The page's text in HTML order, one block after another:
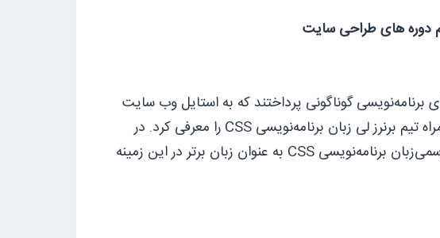
دوره های طراحی سایت
‌‌برنامه‌نویسی گوناگونی پرداختند که به استایل وب سایت
مربوط می‌شد. در همین سال Hakon Wium Lie به همراه تیم برنرز لی زبان ‌‌برنامه‌نویسی CSS را معرفی کرد. در
نهایت از بین تمام این زبان‌‌ها در سال 1996 به صورت رسمی‌زبان ‌‌برنامه‌نویسی CSS به عنوان زبان برتر در این زمینه